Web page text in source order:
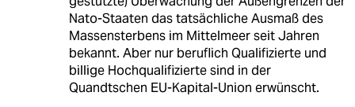
Nato-Staaten das tatsächliche Ausmaß des
Massensterbens im Mittelmeer seit Jahren
bekannt. Aber nur beruflich Qualifizierte und
billige Hochqualifizierte sind in der
Quandtschen EU-Kapital-Union erwünscht.